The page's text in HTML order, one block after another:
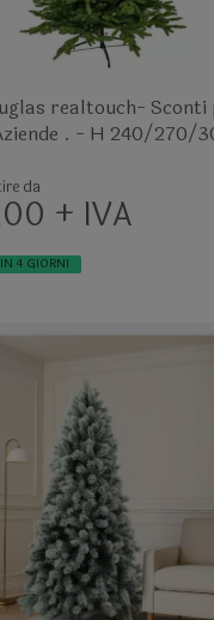
realtouch- Sconti per
. - H 240/270/
da
+ IVA
4 GIORNI